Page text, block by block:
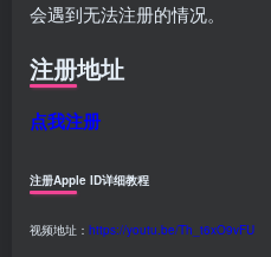
会遇到无法注册的情况。
注册地址
点我注册
注册Apple ID详细教程
视频地址： https://youtu.be/Th_t6xO9vFU